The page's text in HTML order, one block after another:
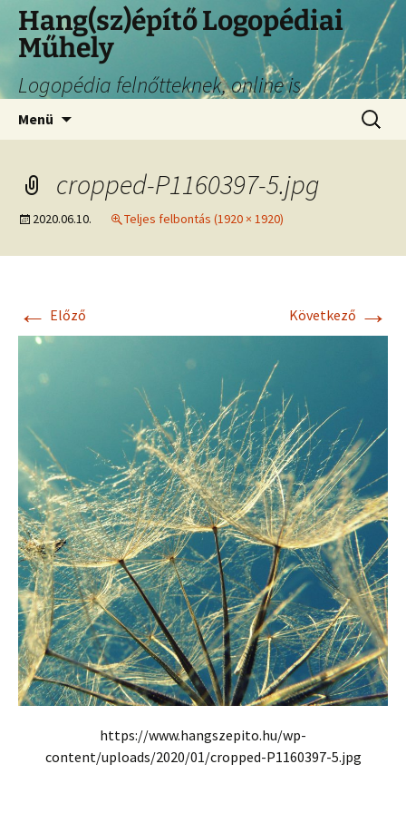
Hang(sz)építő Logopédiai
Műhely
Logopédia felnőtteknek, online is
Menü
cropped-P1160397-5.jpg
2020.06.10. Teljes felbontás (1920 × 1920)
← Előző Következő →
https://www.hangszepito.hu/wp-
content/uploads/2020/01/cropped-P1160397-5.jpg